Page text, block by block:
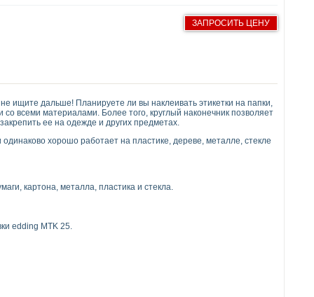
ЗАПРОСИТЬ ЦЕНУ
ищите дальше! Планируете ли вы наклеивать этикетки на папки,
всеми материалами. Более того, круглый наконечник позволяет
ее на одежде и других предметах.
хорошо работает на пластике, дереве, металле, стекле
картона, металла, пластика и стекла.
edding MTK 25.